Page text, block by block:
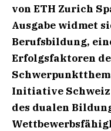
von ETH Zurich
Ausgabe widmet
Berufsbildung,
Erfolgsfaktoren
Initiative
des dualen